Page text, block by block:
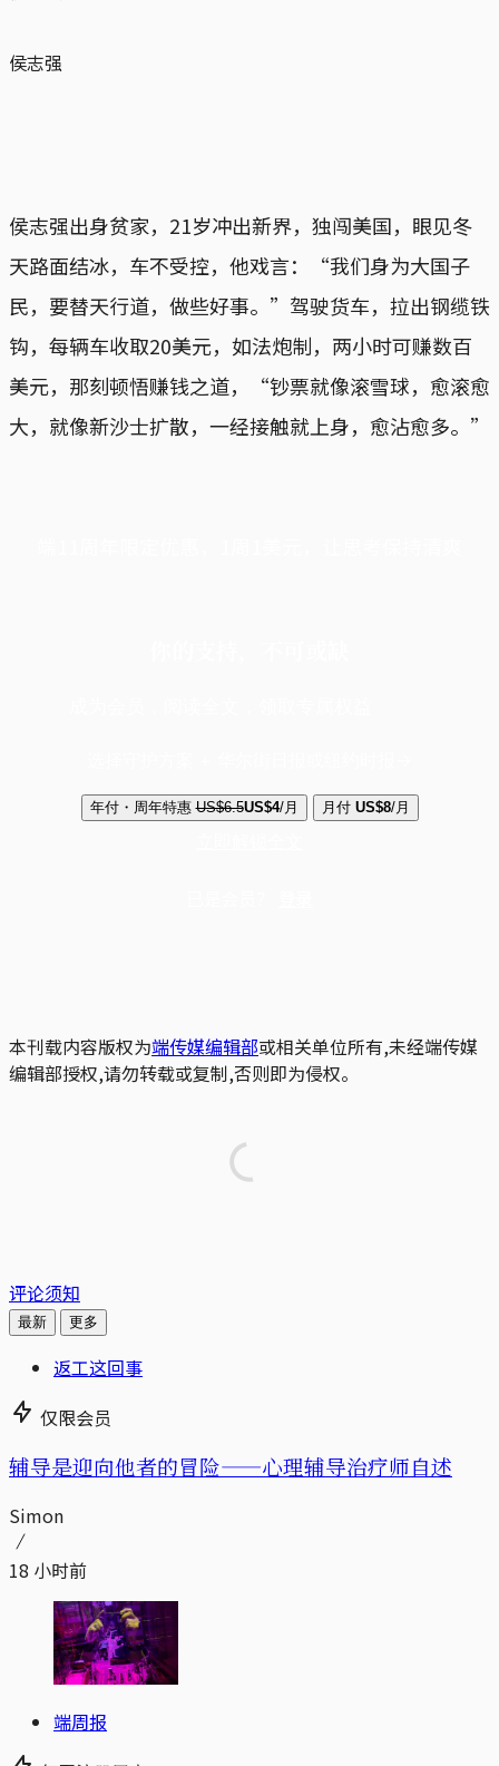
侯志强
侯志强出身贫家，21岁冲出新界，独闯美国，眼见冬
天路面结冰，车不受控，他戏言：“我们身为大国子
民，要替天行道，做些好事。”驾驶货车，拉出钢缆铁
钩，每辆车收取20美元，如法炮制，两小时可赚数百
美元，那刻顿悟赚钱之道，“钞票就像滚雪球，愈滚愈
大，就像新沙士扩散，一经接触就上身，愈沾愈多。”
年付・周年特惠 US$6.5US$4/月 月付 US$8/月
本刊载内容版权为端传媒编辑部或相关单位所有,未经端传媒
编辑部授权,请勿转载或复制,否则即为侵权。
评论须知
最新 更多
返工这回事
仅限会员
辅导是迎向他者的冒险——心理辅导治疗师自述
Simon
18 小时前
端周报